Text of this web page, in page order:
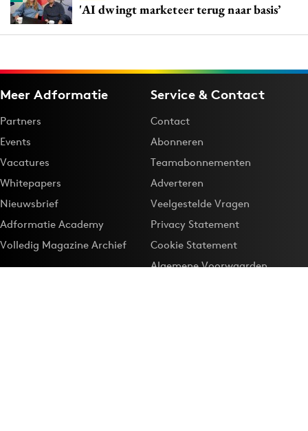
'AI dwingt marketeer terug naar basis’
Meer Adformatie
Partners
Events
Vacatures
Whitepapers
Nieuwsbrief
Adformatie Academy
Volledig Magazine Archief
Service & Contact
Contact
Abonneren
Teamabonnementen
Adverteren
Veelgestelde Vragen
Privacy Statement
Cookie Statement
Algemene Voorwaarden